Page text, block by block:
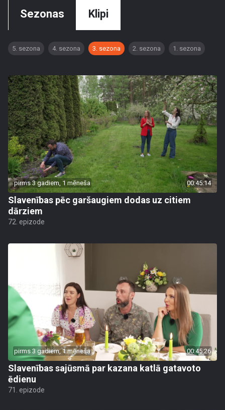
Sezonas Klipi
5. sezona 4. sezona 3. sezona 2. sezona 1. sezona
pirms 3 gadiem, 1 mēneša 00:45:14
Slavenības pēc garšaugiem dodas uz citiem
dārziem
72. epizode
pirms 3 gadiem, 1 mēneša 00:45:26
Slavenības sajūsmā par kazana katlā gatavoto
ēdienu
71. epizode